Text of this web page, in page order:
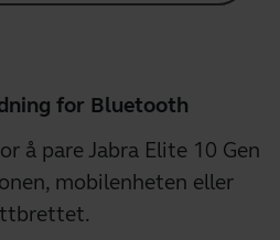
for Bluetooth
å pare Jabra Elite 10 Gen
mobilenheten eller